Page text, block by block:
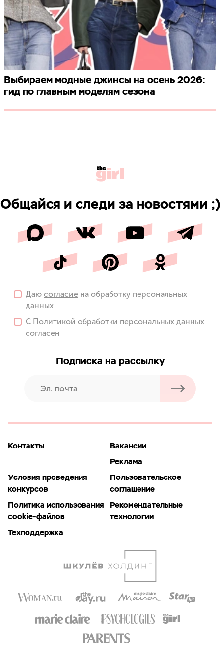
Выбираем модные джинсы на осень 2026:
гид по главным моделям сезона
Общайся и следи за новостями ;)
Даю согласие на обработку персональных
данных
С Политикой обработки персональных данных
согласен
Подписка на рассылку
Контакты
Вакансии
Реклама
Условия проведения
конкурсов
Пользовательское
соглашение
Политика использования
cookie-файлов
Рекомендательные
технологии
Техподдержка